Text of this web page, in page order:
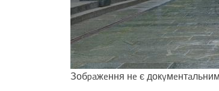
Зобpaжeння нe є